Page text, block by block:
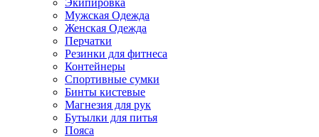
Экипировка
Мужская Одежда
Женская Одежда
Перчатки
Резинки для фитнеса
Контейнеры
Спортивные сумки
Бинты кистевые
Магнезия для рук
Бутылки для питья
Пояса